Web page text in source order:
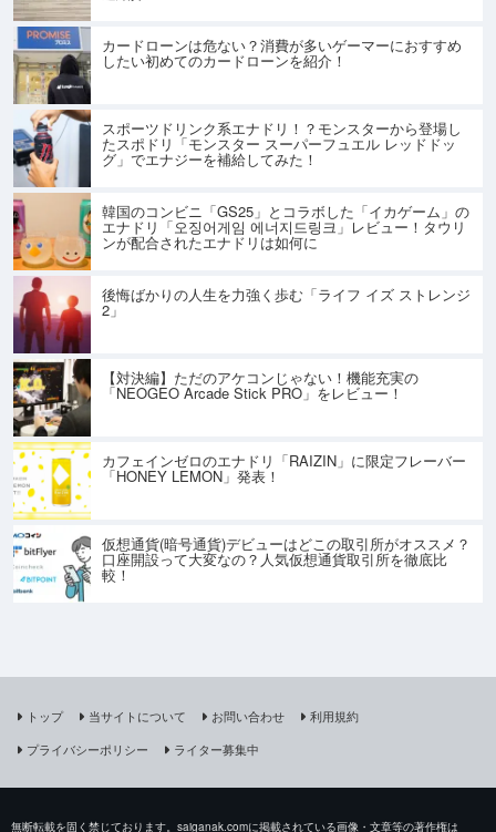
カードローンは危ない？消費が多いゲーマーにおすすめ
したい初めてのカードローンを紹介！
スポーツドリンク系エナドリ！？モンスターから登場し
たスポドリ「モンスター スーパーフュエル レッドドッ
グ」でエナジーを補給してみた！
韓国のコンビニ「GS25」とコラボした「イカゲーム」の
エナドリ「오징어게임 에너지드링크」レビュー！タウリ
ンが配合されたエナドリは如何に
後悔ばかりの人生を力強く歩む「ライフ イズ ストレンジ
2」
【対決編】ただのアケコンじゃない！機能充実の
「NEOGEO Arcade Stick PRO」をレビュー！
カフェインゼロのエナドリ「RAIZIN」に限定フレーバー
「HONEY LEMON」発表！
仮想通貨(暗号通貨)デビューはどこの取引所がオススメ？
口座開設って大変なの？人気仮想通貨取引所を徹底比
較！
トップ 当サイトについて お問い合わせ
利用規約
プライバシーポリシー
ライター募集中
無断転載を固く禁じております。saiganak.comに掲載されている画像・文章等の著作権は